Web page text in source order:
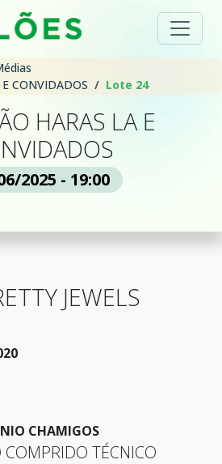
CONVIDADOS
Lote 24
HARAS LA E
2025 - 19:00
JEWELS
CHAMIGOS
TÉCNICO